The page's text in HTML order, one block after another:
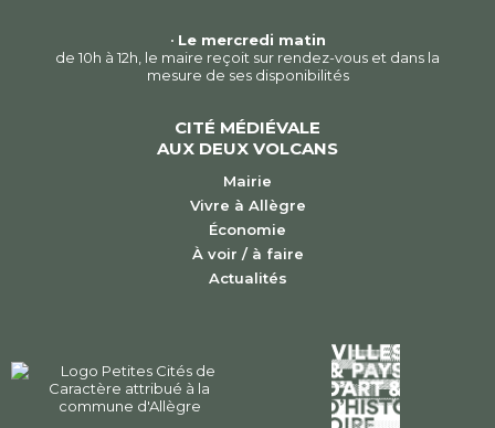
• Le mercredi matin
de 10h à 12h, le maire reçoit sur rendez-vous et dans la
mesure de ses disponibilités
CITÉ MÉDIÉVALE
AUX DEUX VOLCANS
Mairie
Vivre à Allègre
Économie
À voir / à faire
Actualités